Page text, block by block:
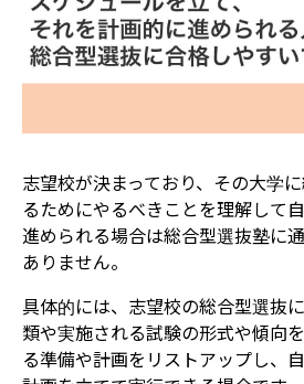
志望校が決まっており、その大学
るためにやるべきことを理解して
進められる場合は総合型選抜塾に
ありません。
具体的には、志望校の総合型選抜
類や実施される試験の形式や傾向
る準備や計画をリストアップし、